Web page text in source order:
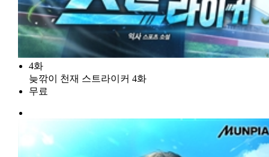
4화
늦깎이 천재 스트라이커 4화
무료